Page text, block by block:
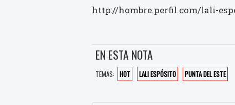
http://hombre.perfil.com/lali-
EN ESTA NOTA
TEMAS: HOT LALI ESPÓSITO PUNTA DEL ESTE